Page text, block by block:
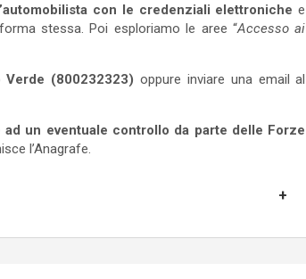
con le credenziali elettroniche e
stessa. Poi esploriamo le aree “Accesso ai
Verde (800232323) oppure inviare una email al
ad un eventuale controllo da parte delle Forze
l’Anagrafe.